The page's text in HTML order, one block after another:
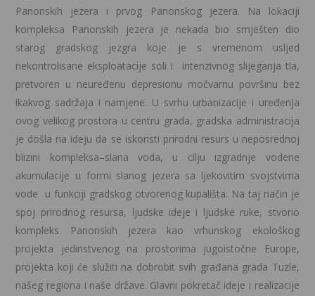
Panonskih jezera i prvog Panonskog jezera. Na lokaciji
kompleksa Panonskih jezera je nekada bio smješten dio
starog gradskog jezgra koje je s vremenom usljed
nekontrolisane eksploatacije soli i intenzivnog slijeganja tla,
pretvoren u neuređenu depresionu močvarnu površinu bez
ikakvog sadržaja i namjene. U svrhu urbanizacije i uređenja
ovog velikog prostora u centru grada, gradska administracija
je došla na ideju da se iskoristi prirodni resurs u neposrednoj
blizini kompleksa–slana voda, u cilju izgradnje vodene
akumulacije u formi slanog jezera sa ljekovitim svojstvima
vode u funkciji gradskog otvorenog kupališta. Na taj način je
spoj prirodnog resursa, ljudske ideje i ljudske ruke, stvorio
kompleks Panonskih jezera kao vrhunskog ekološkog
projekta jedinstvenog na prostorima jugoistočne Europe,
projekta koji će služiti na dobrobit svih građana grada Tuzle,
našeg regiona i naše države. Glavni pokretač ideje i realizacije